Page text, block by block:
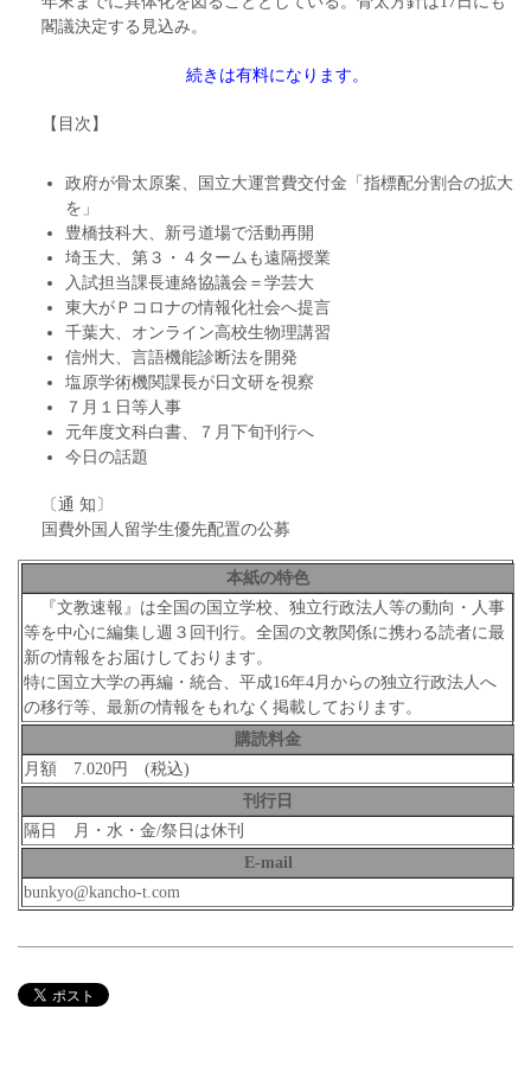
閣議決定する見込み。
続きは有料になります。
【目次】
政府が骨太原案、国立大運営費交付金「指標配分割合の拡大
を」
豊橋技科大、新弓道場で活動再開
埼玉大、第３・４タームも遠隔授業
入試担当課長連絡協議会＝学芸大
東大がＰコロナの情報化社会へ提言
千葉大、オンライン高校生物理講習
信州大、言語機能診断法を開発
塩原学術機関課長が日文研を視察
７月１日等人事
元年度文科白書、７月下旬刊行へ
今日の話題
〔通 知〕
国費外国人留学生優先配置の公募
本紙の特色
『文教速報』は全国の国立学校、独立行政法人等の動向・人事
等を中心に編集し週３回刊行。全国の文教関係に携わる読者に最
新の情報をお届けしております。
特に国立大学の再編・統合、平成16年4月からの独立行政法人へ
の移行等、最新の情報をもれなく掲載しております。
購読料金
月額 7.020円 (税込)
刊行日
隔日 月・水・金/祭日は休刊
E-mail
bunkyo@kancho-t.com